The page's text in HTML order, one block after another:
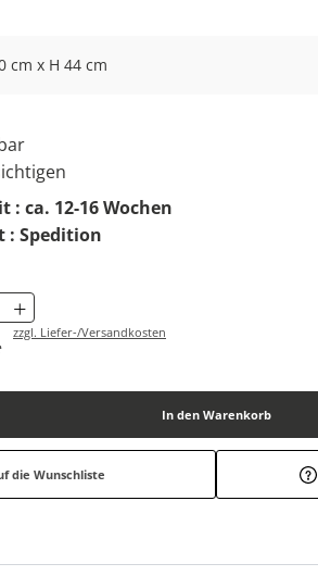
cm x H 44 cm
: ca. 12-16 Wochen
: Spedition
+
zzgl. Liefer-/Versandkosten
In den Warenkorb
die Wunschliste